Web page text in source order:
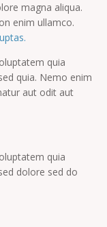
magna aliqua.
enim ullamco.
quia
quia. Nemo enim
aut odit aut
quia
dolore sed do